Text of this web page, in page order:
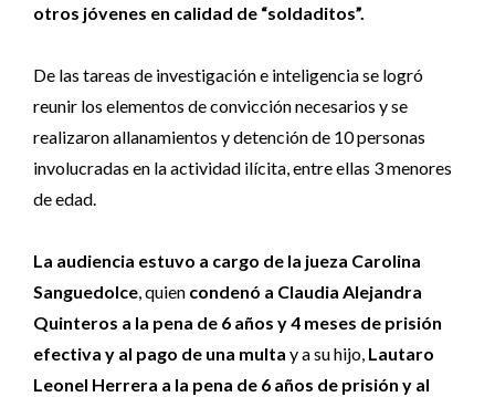
otros jóvenes en calidad de “soldaditos”.
De las tareas de investigación e inteligencia se logró
reunir los elementos de convicción necesarios y se
realizaron allanamientos y detención de 10 personas
involucradas en la actividad ilícita, entre ellas 3 menores
de edad.
La audiencia estuvo a cargo de la jueza Carolina
Sanguedolce, quien condenó a Claudia Alejandra
Quinteros a la pena de 6 años y 4 meses de prisión
efectiva y al pago de una multa y a su hijo, Lautaro
Leonel Herrera a la pena de 6 años de prisión y al